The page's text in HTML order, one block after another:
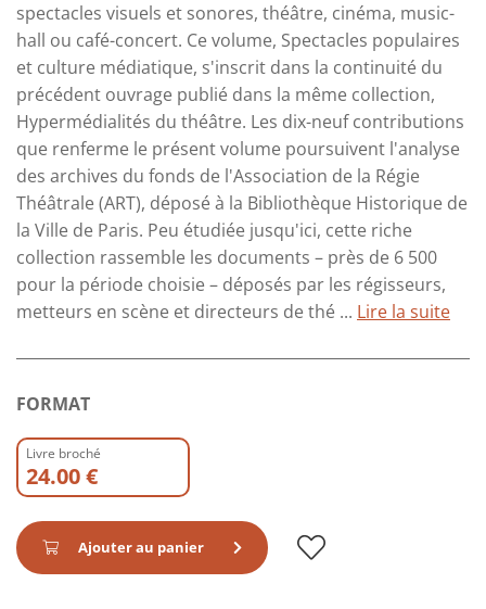
spectacles visuels et sonores, théâtre, cinéma, music-
hall ou café-concert. Ce volume, Spectacles populaires
et culture médiatique, s'inscrit dans la continuité du
précédent ouvrage publié dans la même collection,
Hypermédialités du théâtre. Les dix-neuf contributions
que renferme le présent volume poursuivent l'analyse
des archives du fonds de l'Association de la Régie
Théâtrale (ART), déposé à la Bibliothèque Historique de
la Ville de Paris. Peu étudiée jusqu'ici, cette riche
collection rassemble les documents – près de 6 500
pour la période choisie – déposés par les régisseurs,
metteurs en scène et directeurs de thé ... Lire la suite
FORMAT
Livre broché
24.00 €
Ajouter au panier